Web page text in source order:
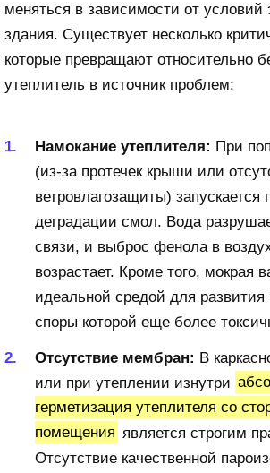
меняться в зависимости от условий
здания. Существует несколько
которые превращают относительно
утеплитель в источник проблем:
Намокание утеплителя: При
(из-за протечек крыши или
ветровлагозащиты) запускается
деградации смол. Вода
связи, и выброс фенола в
возрастает. Кроме того, мокрая
идеальной средой для развития
споры которой еще более
Отсутствие мембран: В
или при утеплении изнутри
герметизация утеплителя со
помещения является строгим
Отсутствие качественной